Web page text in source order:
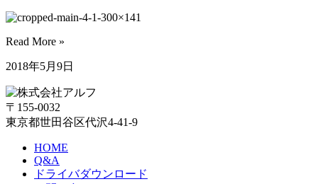
Read More »
2018年5月9日
〒155-0032
東京都世田谷区代沢4-41-9
HOME
Q&A
ドライバダウンロード